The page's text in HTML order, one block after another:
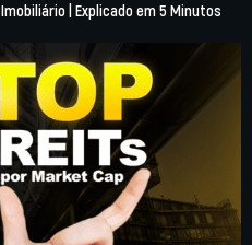
| Explicado em 5 Minutos